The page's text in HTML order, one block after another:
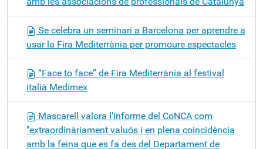
Se celebra un seminari a Barcelona per aprendre a
usar la Fira Mediterrània per promoure espectacles
“Face to face” de Fira Mediterrània al festival
italià Medimex
Mascarell valora l'informe del CoNCA com
"extraordinàriament valuós i en plena coincidència
amb la feina que es fa des del Departament de